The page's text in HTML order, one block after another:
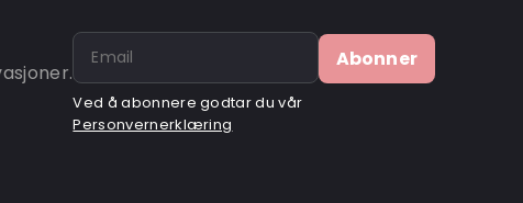
Abonner
Ved å abonnere godtar du vår
Personvernerklæring